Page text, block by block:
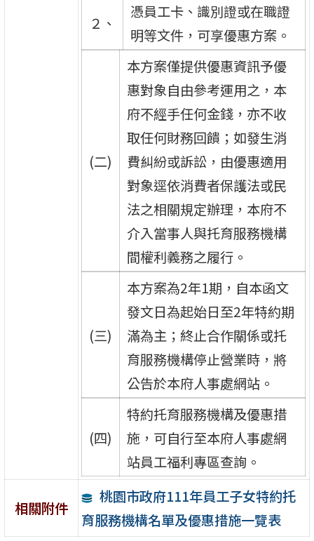
２、
憑員工卡、識別證或在職證
明等文件，可享優惠方案。
(二)
本方案僅提供優惠資訊予優
惠對象自由參考運用之，本
府不經手任何金錢，亦不收
取任何財務回饋；如發生消
費糾紛或訴訟，由優惠適用
對象逕依消費者保護法或民
法之相關規定辦理，本府不
介入當事人與托育服務機構
間權利義務之履行。
(三)
本方案為2年1期，自本函文
發文日為起始日至2年特約期
滿為主；終止合作關係或托
育服務機構停止營業時，將
公告於本府人事處網站。
(四)
特約托育服務機構及優惠措
施，可自行至本府人事處網
站員工福利專區查詢。
相關附件
桃園市政府111年員工子女特約托
育服務機構名單及優惠措施一覽表